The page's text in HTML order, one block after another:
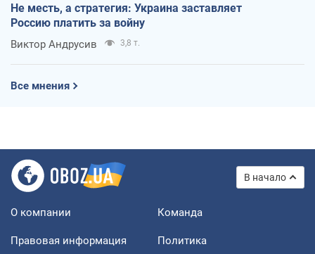
Не месть, а стратегия: Украина заставляет
Россию платить за войну
Виктор Андрусив 3,8 т.
Все мнения
В начало
О компании Команда
Правовая информация
Политика